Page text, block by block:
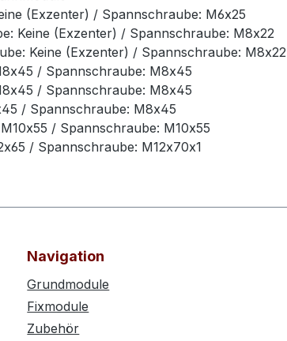
(Exzenter) / Spannschraube: M6x25
Keine (Exzenter) / Spannschraube: M8x22
Keine (Exzenter) / Spannschraube: M8x22
/ Spannschraube: M8x45
/ Spannschraube: M8x45
/ Spannschraube: M8x45
/ Spannschraube: M10x55
/ Spannschraube: M12x70x1
Navigation
Grundmodule
Fixmodule
Zubehör